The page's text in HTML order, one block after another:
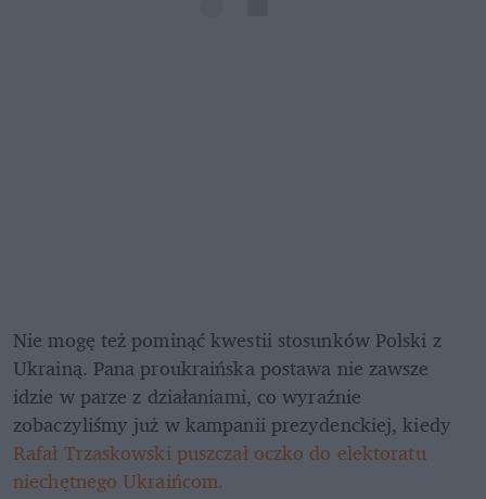
Nie mogę też pominąć kwestii stosunków Polski z
Ukrainą. Pana proukraińska postawa nie zawsze
idzie w parze z działaniami, co wyraźnie
zobaczyliśmy już w kampanii prezydenckiej, kiedy
Rafał Trzaskowski puszczał oczko do elektoratu
niechętnego Ukraińcom.